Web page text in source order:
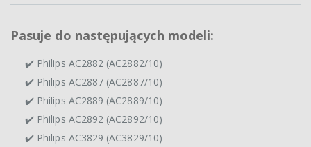
Pasuje do następujących modeli:
✔️ Philips AC2882 (AC2882/10)
✔️ Philips AC2887 (AC2887/10)
✔️ Philips AC2889 (AC2889/10)
✔️ Philips AC2892 (AC2892/10)
✔️ Philips AC3829 (AC3829/10)